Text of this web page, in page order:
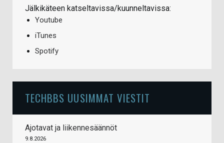
Jälkikäteen katseltavissa/kuunneltavissa:
Youtube
iTunes
Spotify
TECHBBS UUSIMMAT VIESTIT
Ajotavat ja liikennesäännöt
9.8.2026